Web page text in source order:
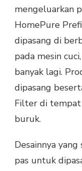
mengeluarkan
HomePure
dipasang di
pada mesin
banyak lagi.
dipasang
Filter di tempat
buruk.
Desainnya
pas untuk